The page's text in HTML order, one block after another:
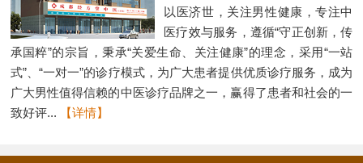
以医济世，关注男性健康，专注中
医疗效与服务，遵循“守正创新，传
承国粹”的宗旨，秉承“关爱生命、关注健康”的理念，采用“一站
式”、“一对一”的诊疗模式，为广大患者提供优质诊疗服务，成为
广大男性值得信赖的中医诊疗品牌之一，赢得了患者和社会的一
致好评...
【详情】